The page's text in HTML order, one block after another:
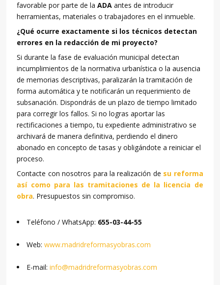
favorable por parte de laADA antes de introducir
herramientas, materiales o trabajadores en el inmueble.
¿Qué ocurre exactamente si los técnicos detectan
errores en la redacción de mi proyecto?
Si durante la fase de evaluación municipal detectan
incumplimientos de la normativa urbanística o la ausencia
de memorias descriptivas, paralizarán la tramitación de
forma automática y te notificarán un requerimiento de
subsanación. Dispondrás de un plazo de tiempo limitado
para corregir los fallos. Si no logras aportar las
rectificaciones a tiempo, tu expediente administrativo se
archivará de manera definitiva, perdiendo el dinero
abonado en concepto de tasas y obligándote a reiniciar el
proceso.
Contacte con nosotros para la realización de su reforma
así como para las tramitaciones de la licencia de
obra. Presupuestos sin compromiso.
Teléfono / WhatsApp: 655-03-44-55
Web:www.madridreformasyobras.com
E-mail:info@madridreformasyobras.com